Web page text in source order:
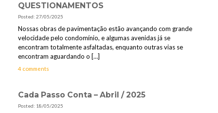
QUESTIONAMENTOS
Posted: 27/05/2025
Nossas obras de pavimentação estão avançando com grande
velocidade pelo condomínio, e algumas avenidas já se
encontram totalmente asfaltadas, enquanto outras vias se
encontram aguardando o […]
4 comments
Cada Passo Conta – Abril / 2025
Posted: 18/05/2025